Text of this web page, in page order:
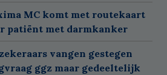
MC komt met routekaart
patiënt met darmkanker
vangen gestegen
ggz maar gedeeltelijk